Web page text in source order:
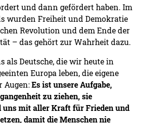
und dann gefördert haben. Im
wurden Freiheit und Demokratie
Revolution und dem Ende der
– das gehört zur Wahrheit dazu.
als Deutsche, die wir heute in
Europa leben, die eigene
Augen:Es ist unsere Aufgabe,
zu ziehen, sie
uns mit aller Kraft für Frieden und
damit die Menschen nie